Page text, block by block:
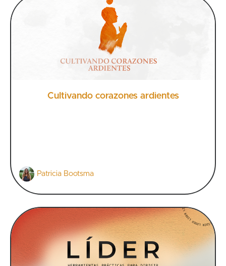
Cultivando corazones ardientes
Patricia Bootsma